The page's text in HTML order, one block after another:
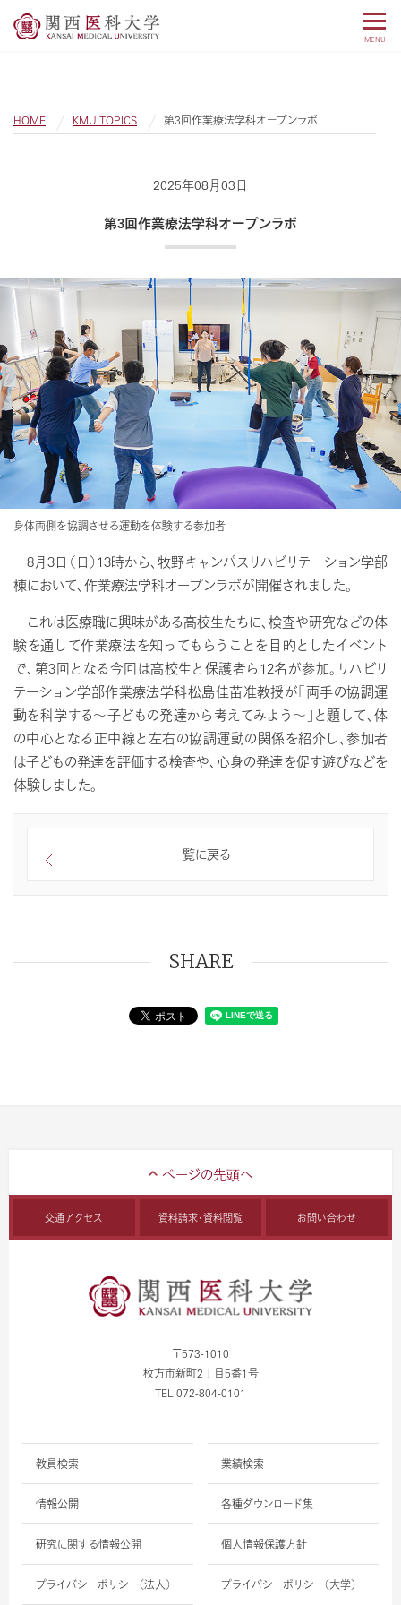
MENU
HOME KMU TOPICS 第3回作業療法学科オープンラボ
2025年08月03日
第3回作業療法学科オープンラボ
身体両側を協調させる運動を体験する参加者
8月3日（日）13時から、牧野キャンパスリハビリテーション学部
棟において、作業療法学科オープンラボが開催されました。
これは医療職に興味がある高校生たちに、検査や研究などの体
験を通して作業療法を知ってもらうことを目的としたイベント
で、第3回となる今回は高校生と保護者ら12名が参加。リハビリ
テーション学部作業療法学科松島佳苗准教授が「両手の協調運
動を科学する～子どもの発達から考えてみよう～」と題して、体
の中心となる正中線と左右の協調運動の関係を紹介し、参加者
は子どもの発達を評価する検査や、心身の発達を促す遊びなどを
体験しました。
一覧に戻る
SHARE
交通アクセス 資料請求・資料閲覧 お問い合わせ
〒573-1010
枚方市新町2丁目5番1号
TEL 072-804-0101
教員検索 業績検索
情報公開 各種ダウンロード集
研究に関する情報公開 個人情報保護方針
プライバシーポリシー（法人） プライバシーポリシー（大学）